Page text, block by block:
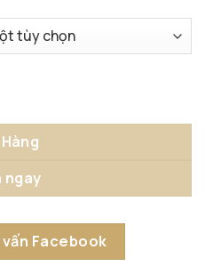
Cấp số lượng
ngay
Facebook